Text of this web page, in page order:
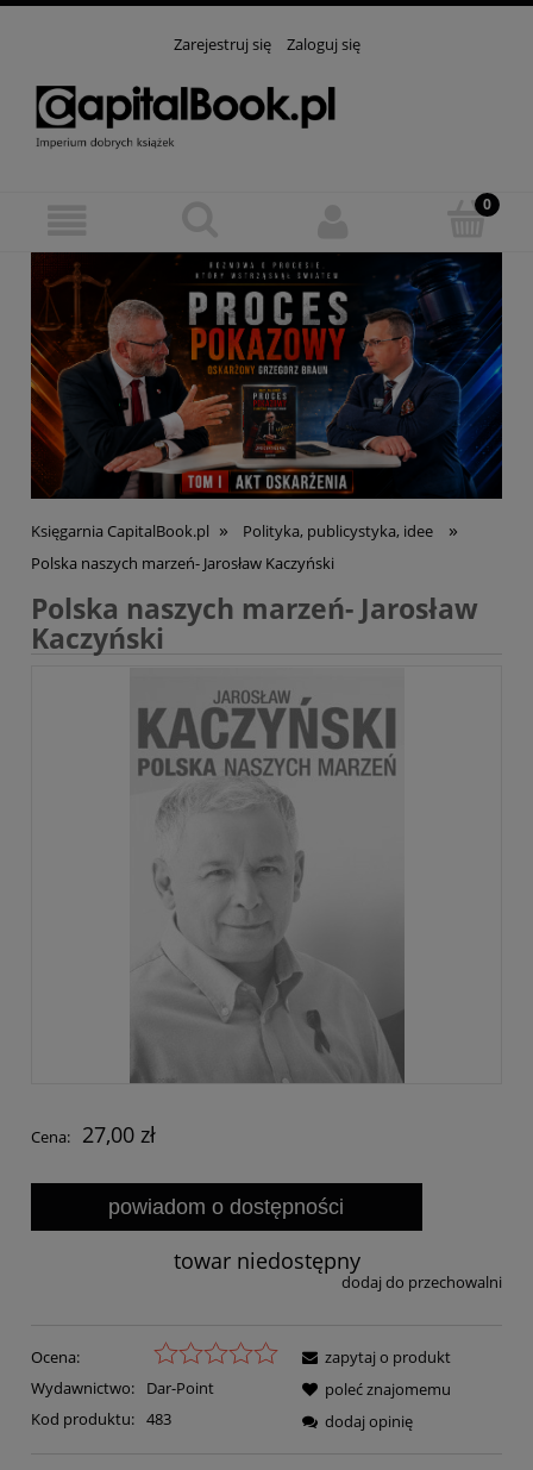
Zarejestruj się Zaloguj się
Księgarnia CapitalBook.pl » Polityka, publicystyka, idee »
Polska naszych marzeń- Jarosław Kaczyński
Polska naszych marzeń- Jarosław
Kaczyński
Cena: 27,00 zł
powiadom o dostępności
towar niedostępny
dodaj do przechowalni
Ocena:
Wydawnictwo:
Dar-Point
Kod produktu: 483
zapytaj o produkt
poleć znajomemu
dodaj opinię